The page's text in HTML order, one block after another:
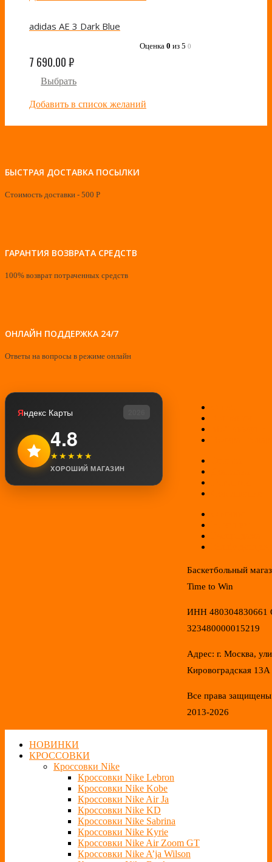
adidas AE 3 Dark Blue
Оценка 0 из 5 0
7 690.00₽
Выбрать
Добавить в список желаний
БЫСТРАЯ ДОСТАВКА ПОСЫЛКИ
Стоимость доставки - 500 Р
ГАРАНТИЯ ВОЗВРАТА СРЕДСТВ
100% возврат потраченных средств
ОНЛАЙН ПОДДЕРЖКА 24/7
Ответы на вопросы в режиме онлайн
Яндекс Карты
4.8
★★★★★
ХОРОШИЙ МАГАЗИН
Баскетбольный
Time to Win
ИНН 480304830661
323480000015219
Адрес: г. Москва,
Кировоградская 13А
Все права
2013-2026
НОВИНКИ
КРОССОВКИ
Кроссовки Nike
Кроссовки Nike Lebron
Кроссовки Nike Kobe
Кроссовки Nike Air Ja
Кроссовки Nike KD
Кроссовки Nike Sabrina
Кроссовки Nike Kyrie
Кроссовки Nike Air Zoom GT
Кроссовки Nike A’ja Wilson